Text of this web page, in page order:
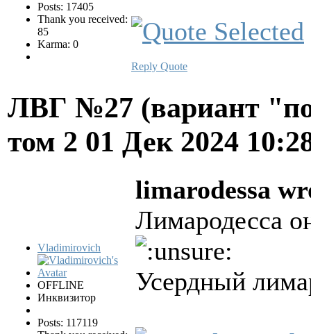
Posts: 17405
Thank you received:
85
Karma: 0
Reply Quote
ЛВГ №27 (вариант
том 2 01 Дек 2024
Vladimirovich
OFFLINE
Инквизитор
Posts: 117119
limarodessa
Лимародесса
Усердный